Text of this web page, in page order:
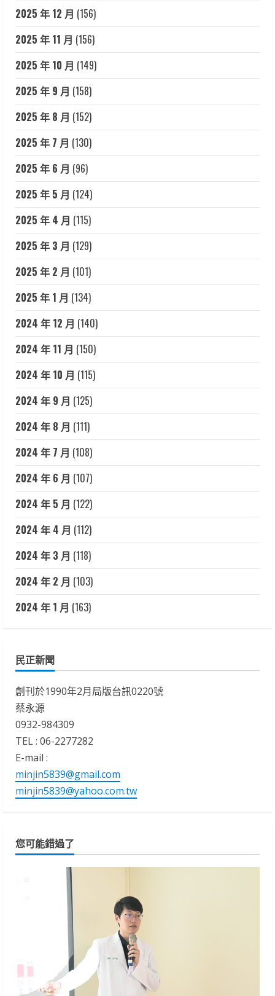
2025 年 12 月 (156)
2025 年 11 月 (156)
2025 年 10 月 (149)
2025 年 9 月 (158)
2025 年 8 月 (152)
2025 年 7 月 (130)
2025 年 6 月 (96)
2025 年 5 月 (124)
2025 年 4 月 (115)
2025 年 3 月 (129)
2025 年 2 月 (101)
2025 年 1 月 (134)
2024 年 12 月 (140)
2024 年 11 月 (150)
2024 年 10 月 (115)
2024 年 9 月 (125)
2024 年 8 月 (111)
2024 年 7 月 (108)
2024 年 6 月 (107)
2024 年 5 月 (122)
2024 年 4 月 (112)
2024 年 3 月 (118)
2024 年 2 月 (103)
2024 年 1 月 (163)
民正新聞
創刊於1990年2月局版台訊0220號
蔡永源
0932-984309
TEL : 06-2277282
E-mail :
minjin5839@gmail.com
minjin5839@yahoo.com.tw
您可能錯過了